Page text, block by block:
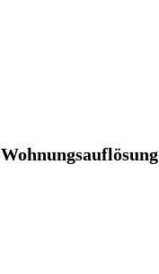
Wohnungsauflösung